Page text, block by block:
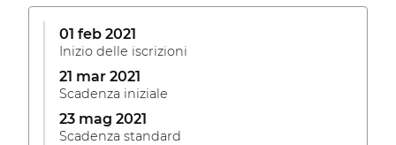
01 feb 2021
Inizio delle iscrizioni
21 mar 2021
Scadenza iniziale
23 mag 2021
Scadenza standard